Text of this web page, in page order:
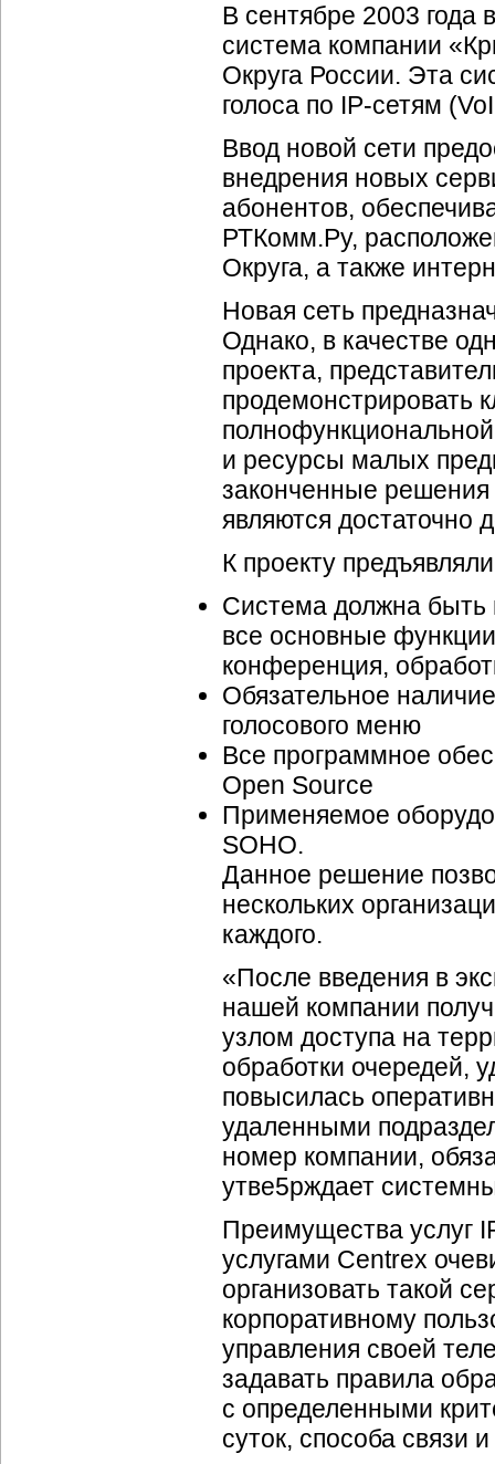
В сентябре 2003 года
система компании
Округа России. Эта
голоса по IP-сетям
Ввод новой сети
внедрения новых
абонентов,
РТКомм.Ру,
Округа, а также
Новая сеть
Однако, в качестве
проекта,
продемонстрировать
и ресурсы малых
законченные решения
являются достаточно
К проекту
Система должна быть
все основные
конференция,
Обязательное
голосового меню
Все программное
Open Source
Применяемое
SOHO.
Данное решение
нескольких
каждого.
«После введения в
нашей компании
узлом доступа на
обработки очередей,
повысилась
удаленными
номер компании,
утве5рждает
Преимущества услуг
услугами Centrex
организовать такой
корпоративному
управления своей
задавать правила
с определенными
суток, способа связи